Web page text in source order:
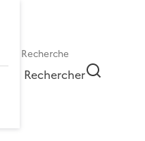
Rechercher